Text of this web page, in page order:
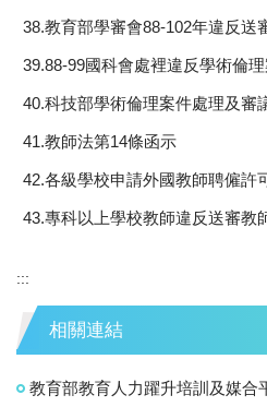
38.教育部學審會88-102年違反送
39.88-99國科會處裡違反學術倫
40.科技部學術倫理案件處理及審
41.教師法第14條函示
42.各級學校申請外國教師聘僱許
43.專科以上學校教師違反送審教
:::
相關連結
教育部教育人力躍升培訓及媒合